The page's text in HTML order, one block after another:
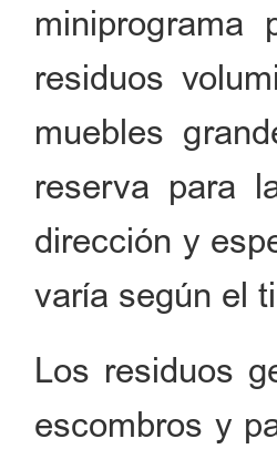
residuos
muebles
reserva para
dirección y
varía según el
Los residuos
escombros y